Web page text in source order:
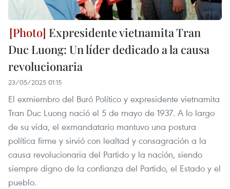
Expresidente vietnamita Tran
Duc Luong: Un líder dedicado a la causa
revolucionaria
23/05/2025 01:15
El exmiembro del Buró Político y expresidente vietnamita
Tran Duc Luong nació el 5 de mayo de 1937. A lo largo
de su vida, el exmandatario mantuvo una postura
política firme y sirvió con lealtad y consagración a la
causa revolucionaria del Partido y la nación, siendo
siempre digno de la confianza del Partido, el Estado y el
pueblo.